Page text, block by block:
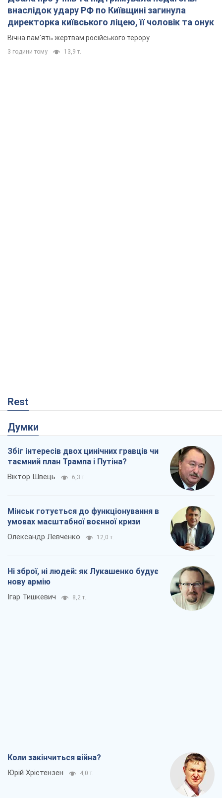
внаслідок удару РФ по Київщині загинула
директорка київського ліцею, її чоловік та онук
Вічна пам'ять жертвам російського терору
3 години тому 13,9 т.
Rest
Думки
Збіг інтересів двох цинічних гравців чи
таємний план Трампа і Путіна?
Віктор Швець 6,3 т.
Мінськ готується до функціонування в
умовах масштабної воєнної кризи
Олександр Левченко 12,0 т.
Ні зброї, ні людей: як Лукашенко будує
нову армію
Ігар Тишкевич 8,2 т.
Коли закінчиться війна?
Юрій Хрістензен 4,0 т.